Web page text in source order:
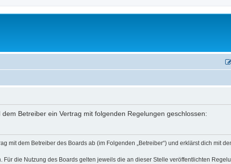
Betreiber ein Vertrag mit folgenden Regelungen geschlossen:
mit dem Betreiber des Boards ab (im Folgenden „Betreiber“) und erklärst dich mit
die Nutzung des Boards gelten jeweils die an dieser Stelle veröffentlichten